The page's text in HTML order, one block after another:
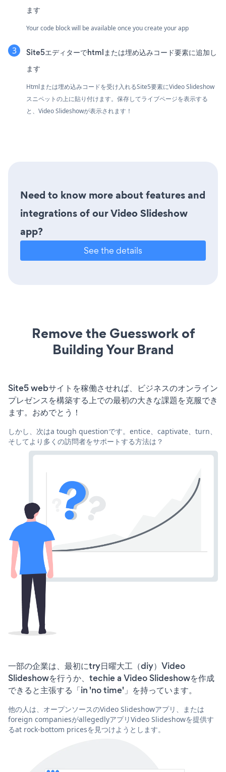
ます
Your code block will be available once you create your app
Site5エディターでhtmlまたは埋め込みコード要素に追加し
ます
Htmlまたは埋め込みコードを受け入れるSite5要素にVideo Slideshow
スニペットの上に貼り付けます。保存してライブページを表示する
と、Video Slideshowが表示されます！
Need to know more about features and
integrations of our Video Slideshow
app?
See the details
Remove the Guesswork of
Building Your Brand
Site5 webサイトを稼働させれば、ビジネスのオンライン
プレゼンスを構築する上での最初の大きな課題を克服でき
ます。おめでとう！
しかし、次はa tough questionです。entice、captivate、turn、
そしてより多くの訪問者をサポートする方法は？
一部の企業は、最初にtry日曜大工（diy）Video
Slideshowを行うか、techie a Video Slideshowを作成
できると主張する「in 'no time'」を持っています。
他の人は、オープンソースのVideo Slideshowアプリ、または
foreign companiesがallegedlyアプリVideo Slideshowを提供す
るat rock-bottom pricesを見つけようとします。